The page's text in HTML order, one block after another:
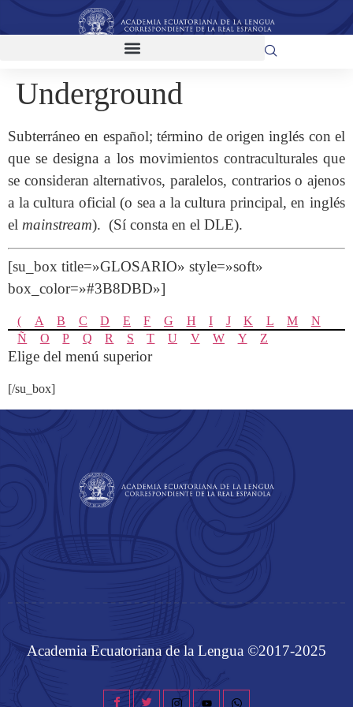
Underground
Subterráneo en español; término de origen inglés con el
que se designa a los movimientos contraculturales que
se consideran alternativos, paralelos, contrarios o ajenos
a la cultura oficial (o sea a la cultura principal, en inglés
el mainstream). (Sí consta en el DLE).
[su_box title=»GLOSARIO» style=»soft»
box_color=»#3B8DBD»]
( A B C D E F G H I J K L M
N
Ñ
O P Q R S T U V W Y Z
Elige del menú superior
[/su_box]
Academia Ecuatoriana de la Lengua ©2017-2025